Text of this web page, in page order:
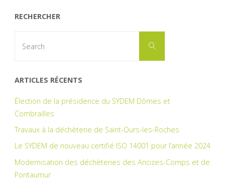
RECHERCHER
Search
ARTICLES RÉCENTS
Élection de la présidence du SYDEM Dômes et
Combrailles
Travaux à la déchèterie de Saint-Ours-les-Roches
Le SYDEM de nouveau certifié ISO 14001 pour l’année 2024
Modernisation des déchèteries des Ancizes-Comps et de
Pontaumur